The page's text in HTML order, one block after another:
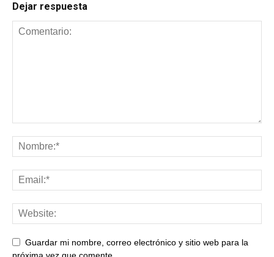
Dejar respuesta
Guardar mi nombre, correo electrónico y sitio web para la